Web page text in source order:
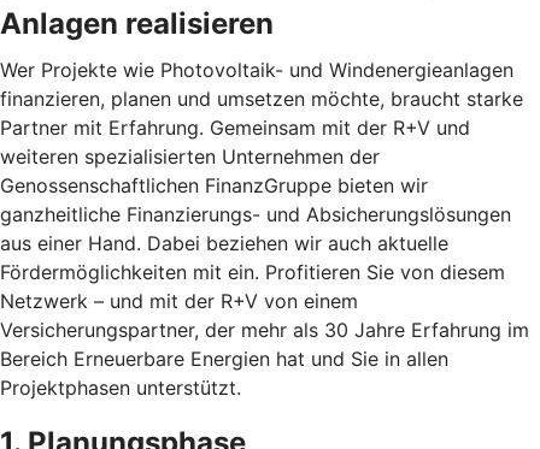
Anlagen realisieren
Wer Projekte wie Photovoltaik- und Windenergieanlagen
finanzieren, planen und umsetzen möchte, braucht starke
Partner mit Erfahrung. Gemeinsam mit der R+V und
weiteren spezialisierten Unternehmen der
Genossenschaftlichen FinanzGruppe bieten wir
ganzheitliche Finanzierungs- und Absicherungslösungen
aus einer Hand. Dabei beziehen wir auch aktuelle
Fördermöglichkeiten mit ein. Profitieren Sie von diesem
Netzwerk – und mit der R+V von einem
Versicherungspartner, der mehr als 30 Jahre Erfahrung im
Bereich Erneuerbare Energien hat und Sie in allen
Projektphasen unterstützt.